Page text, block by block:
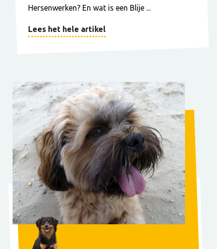
Hersenwerken? En wat is een Blije ...
Lees het hele artikel